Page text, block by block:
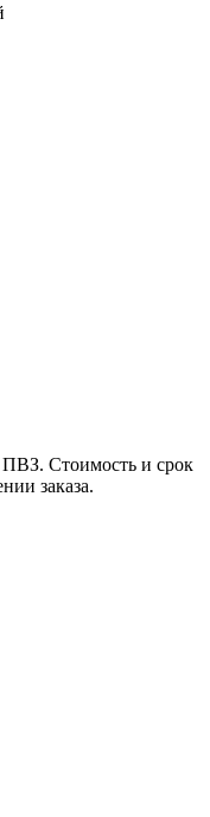
Стоимость и срок
заказа.